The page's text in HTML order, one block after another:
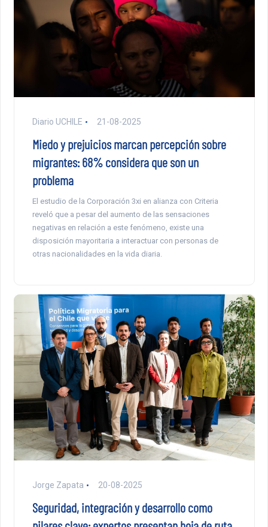
Diario UCHILE 21-08-2025
Miedo y prejuicios marcan percepción sobre
migrantes: 68% considera que son un
problema
El estudio de la Corporación 3xi en alianza con Criteria
reveló que a pesar del aumento de las sensaciones
negativas en relación a este fenómeno, existe una
disposición mayoritaria a interactuar con personas de
otras nacionalidades en la vida diaria.
Jorge Zapata 20-08-2025
Seguridad, integración y desarrollo como